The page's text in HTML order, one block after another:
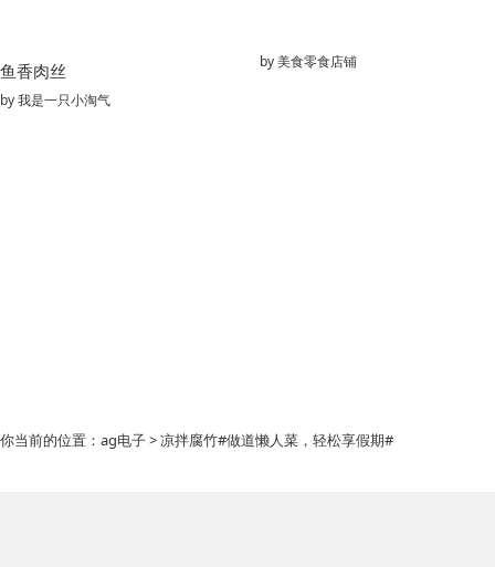
鱼香肉丝
by我是一只小淘气
by美食零食店铺
你当前的位置： ag电子> 凉拌腐竹#做道懒人菜，轻松享假期#